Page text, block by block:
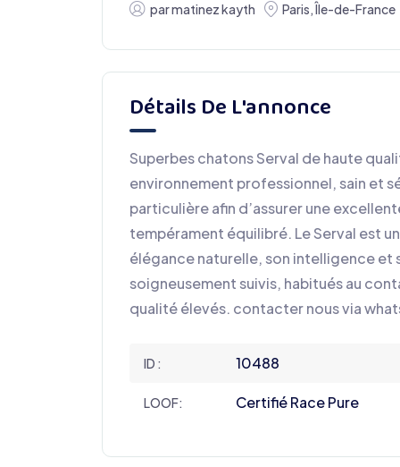
parmatinez kayth Paris,Île-de-France
Détails De L'annonce
Superbes chatons Serval de haute
environnement professionnel, sain et
particulière afin d’assurer une
tempérament équilibré. Le Serval est
élégance naturelle, son intelligence et
soigneusement suivis, habitués au
qualité élevés. contacter nous via
ID : 10488
LOOF: Certifié Race Pure